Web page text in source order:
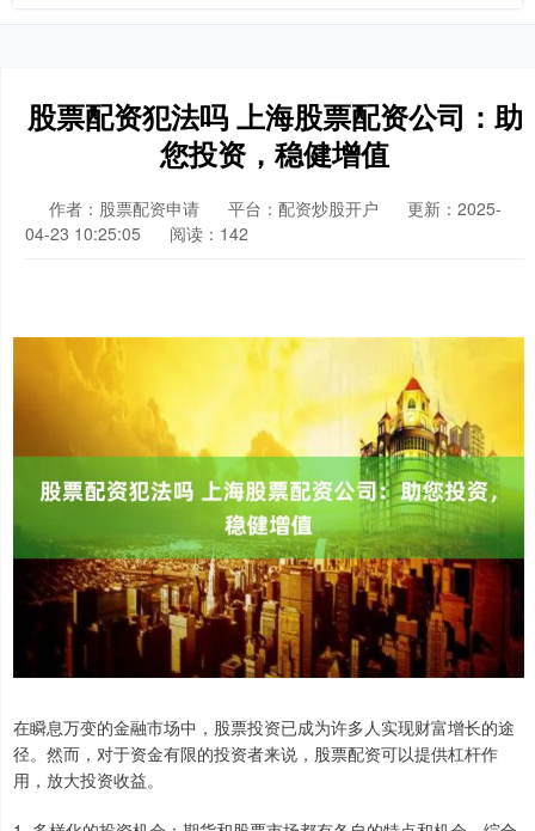
股票配资犯法吗 上海股票配资公司：助
您投资，稳健增值
作者：股票配资申请 平台：配资炒股开户
更新：2025-
04-23 10:25:05
阅读：142
在瞬息万变的金融市场中，股票投资已成为许多人实现财富增长的途
径。然而，对于资金有限的投资者来说，股票配资可以提供杠杆作
用，放大投资收益。